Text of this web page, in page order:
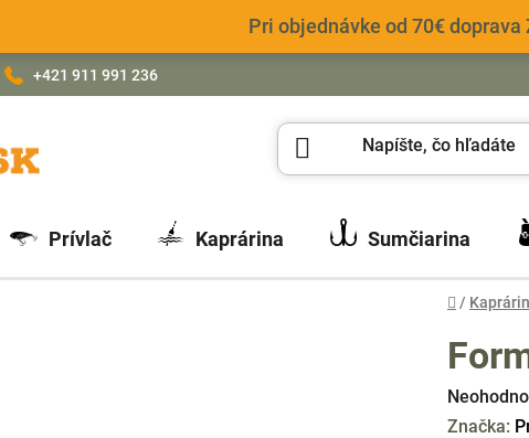
Pri objednávke od 70€ doprava
+421 911 991 236
Prívlač Kaprárina Sumčiarina
Domov
/
Priemerné
Značka: